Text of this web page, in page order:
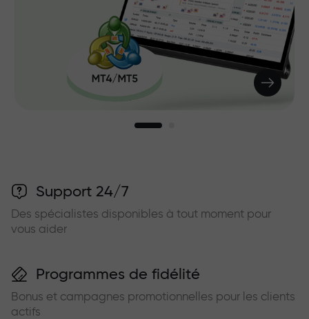
Support 24/7
Des spécialistes disponibles à tout moment pour
vous aider
Programmes de fidélité
Bonus et campagnes promotionnelles pour les clients
actifs